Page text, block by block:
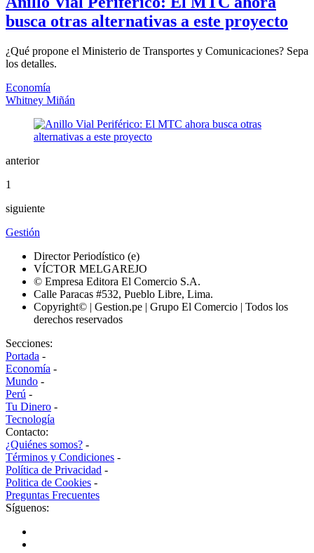
busca otras alternativas a este proyecto
¿Qué propone el Ministerio de Transportes y Comunicaciones? Sepa
los detalles.
Economía
Whitney Miñán
anterior
1
siguiente
Gestión
Director Periodístico (e)
VÍCTOR MELGAREJO
© Empresa Editora El Comercio S.A.
Calle Paracas #532, Pueblo Libre, Lima.
Copyright© | Gestion.pe | Grupo El Comercio | Todos los
derechos reservados
Secciones:
Portada -
Economía -
Mundo -
Perú -
Tu Dinero -
Tecnología
Contacto:
¿Quiénes somos? -
Términos y Condiciones -
Política de Privacidad -
Politica de Cookies -
Preguntas Frecuentes
Síguenos: